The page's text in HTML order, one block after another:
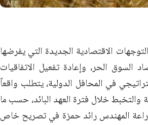
الاقتصادية الجديدة التي يفرضها
السوق الحر، وإعادة تفعيل الاتفاقيات
في المحافل الدولية، يتطلب واقعاً
والتخبط خلال فترة العهد البائد، حسب ما
المهندس رائد حمزة في تصريح خاص